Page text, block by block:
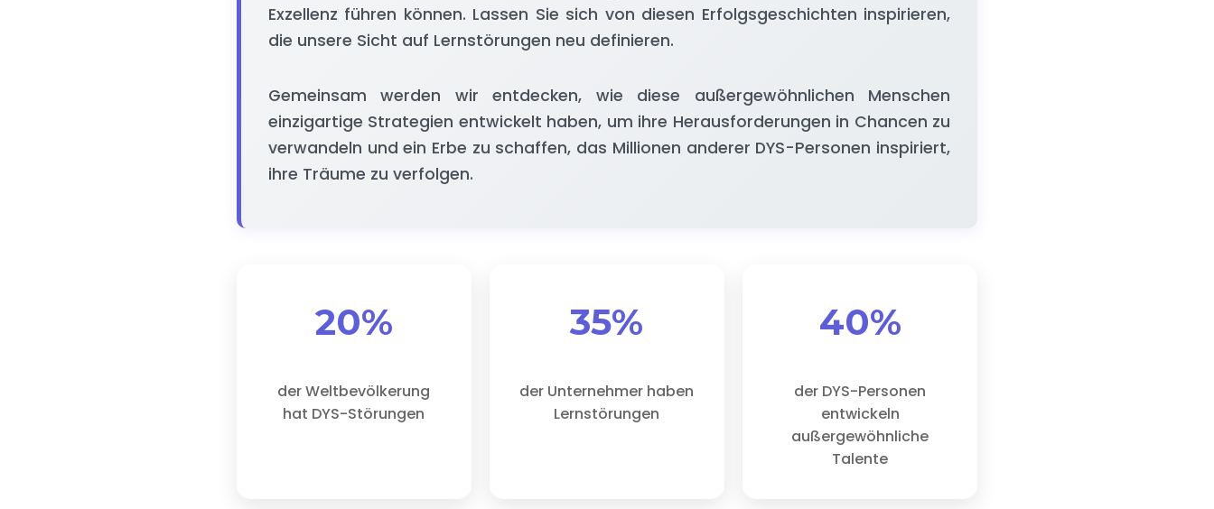
Exzellenz führen können. Lassen Sie sich von diesen Erfolgsgeschichten inspirieren,
die unsere Sicht auf Lernstörungen neu definieren.
Gemeinsam werden wir entdecken, wie diese außergewöhnlichen Menschen
einzigartige Strategien entwickelt haben, um ihre Herausforderungen in Chancen zu
verwandeln und ein Erbe zu schaffen, das Millionen anderer DYS-Personen inspiriert,
ihre Träume zu verfolgen.
20%
der Weltbevölkerung
hat DYS-Störungen
35%
der Unternehmer haben
Lernstörungen
40%
der DYS-Personen
entwickeln
außergewöhnliche
Talente